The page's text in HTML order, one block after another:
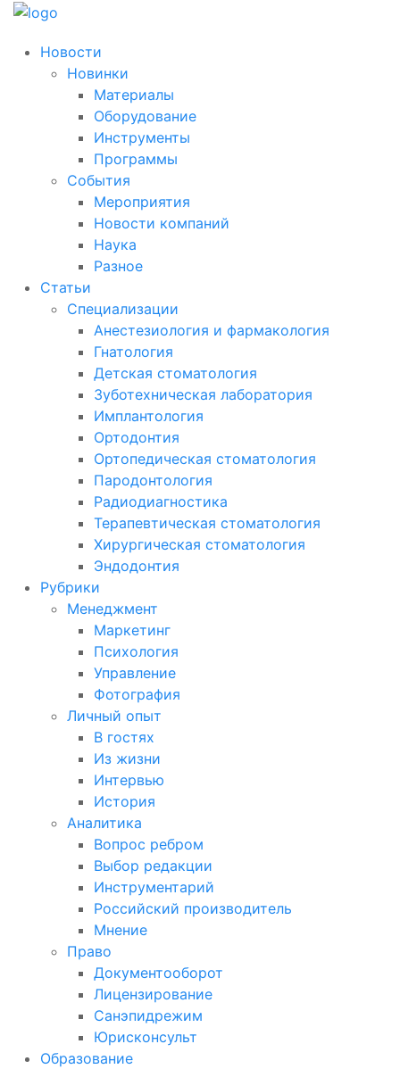
Новости
Новинки
Материалы
Оборудование
Инструменты
Программы
События
Мероприятия
Новости компаний
Наука
Разное
Статьи
Специализации
Анестезиология и фармакология
Гнатология
Детская стоматология
Зуботехническая лаборатория
Имплантология
Ортодонтия
Ортопедическая стоматология
Пародонтология
Радиодиагностика
Терапевтическая стоматология
Хирургическая стоматология
Эндодонтия
Рубрики
Менеджмент
Маркетинг
Психология
Управление
Фотография
Личный опыт
В гостях
Из жизни
Интервью
История
Аналитика
Вопрос ребром
Выбор редакции
Инструментарий
Российский производитель
Мнение
Право
Документооборот
Лицензирование
Санэпидрежим
Юрисконсульт
Образование